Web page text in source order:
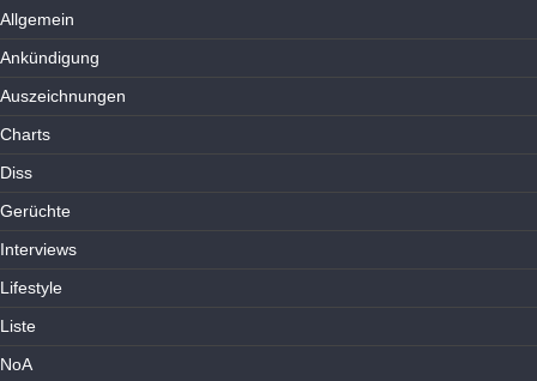
Allgemein
Ankündigung
Auszeichnungen
Charts
Diss
Gerüchte
Interviews
Lifestyle
Liste
NoA